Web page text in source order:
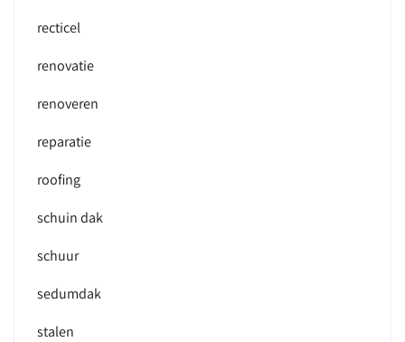
recticel
renovatie
renoveren
reparatie
roofing
schuin dak
schuur
sedumdak
stalen